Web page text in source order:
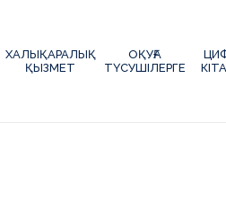
ХАЛЫҚАРАЛЫҚ
ҚЫЗМЕТ
ОҚУҒА
ТҮСУШІЛЕРГЕ